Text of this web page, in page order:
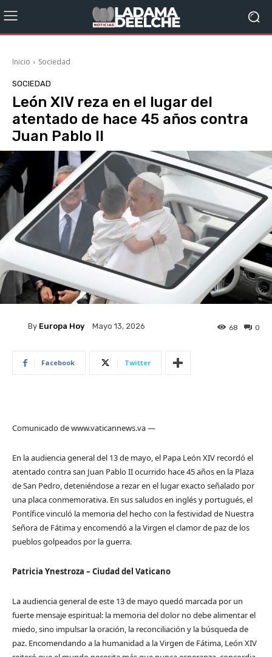
Inicio Sociedad
SOCIEDAD
León XIV reza en el lugar del
atentado de hace 45 años contra
Juan Pablo II
By Europa Hoy Mayo 13, 2026 0
68
Facebook Twitter
Comunicado de www.vaticannews.va —
En la audiencia general del 13 de mayo, el Papa León XIV recordó el
atentado contra san Juan Pablo II ocurrido hace 45 años en la Plaza
de San Pedro, deteniéndose a rezar en el lugar exacto señalado por
una placa conmemorativa. En sus saludos en inglés y portugués, el
Pontífice vinculó la memoria del hecho con la festividad de Nuestra
Señora de Fátima y encomendó a la Virgen el clamor de paz de los
pueblos golpeados por la guerra.
Patricia Ynestroza – Ciudad del Vaticano
La audiencia general de este 13 de mayo quedó marcada por un
fuerte mensaje espiritual: la memoria del dolor no debe alimentar el
miedo, sino impulsar la oración, la reconciliación y la búsqueda de
paz. Encomendando a la humanidad a la Virgen de Fátima, León XIV